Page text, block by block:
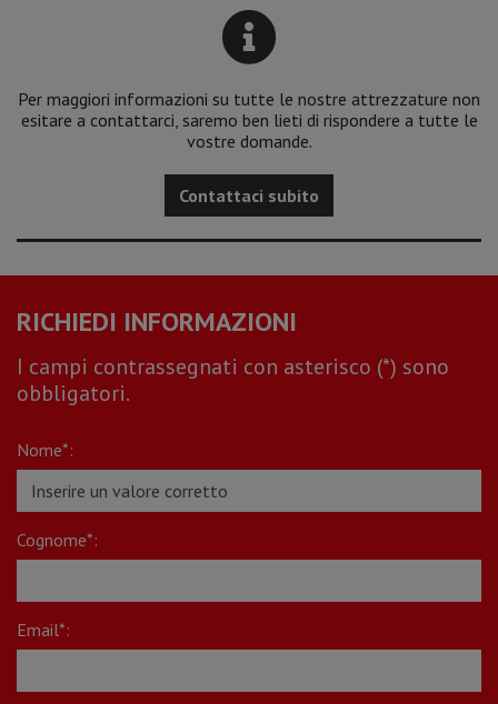
Per maggiori informazioni su tutte le nostre attrezzature non
esitare a contattarci, saremo ben lieti di rispondere a tutte le
vostre domande.
Contattaci subito
RICHIEDI INFORMAZIONI
I campi contrassegnati con asterisco (*) sono
obbligatori.
Nome*:
Cognome*:
Email*: